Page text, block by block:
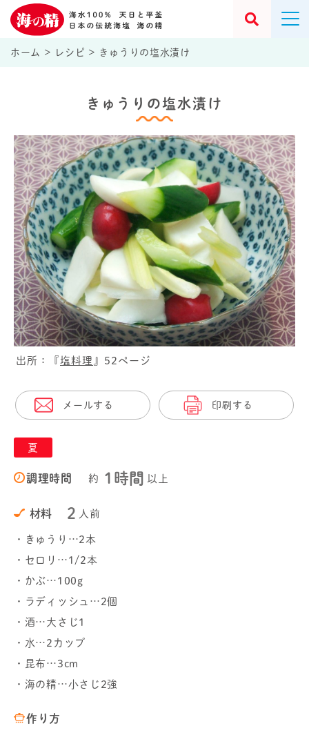
ホーム > レシピ > きゅうりの塩水漬け
きゅうりの塩水漬け
出所：『塩料理 』52ページ
メールする 印刷する
夏
調理時間 約 1時間 以上
材料 2 人前
・きゅうり…2本
・セロリ…1/2本
・かぶ…100g
・ラディッシュ…2個
・酒…大さじ1
・水…2カップ
・昆布…3cm
・海の精…小さじ2強
作り方